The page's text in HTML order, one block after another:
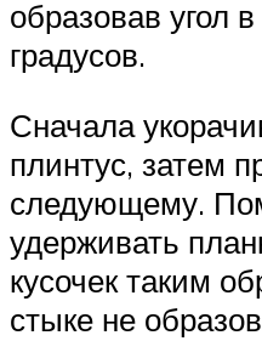
образовав угол
градусов.
Сначала
плинтус, затем
следующему.
удерживать
кусочек таким
стыке не